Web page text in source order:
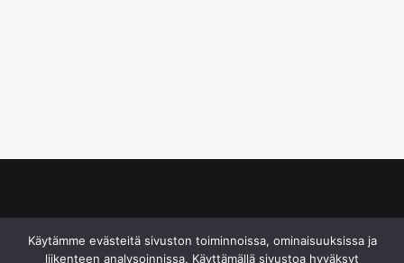
Käytämme evästeitä sivuston toiminnoissa, ominaisuuksissa ja
liikenteen analysoinnissa. Käyttämällä sivustoa hyväksyt